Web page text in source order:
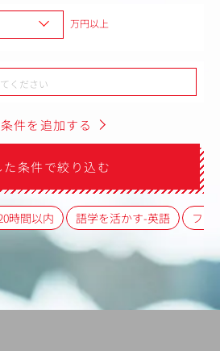
万円以上
件を追加する
た条件で絞り込む
時間以内 語学を活かす-英語 フレ